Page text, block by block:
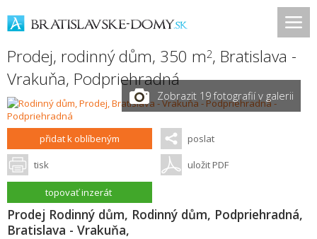
Prodej, rodinný dům, 350 m2, Bratislava -
Vrakuňa, Podpriehradná
Zobrazit 19 fotografií v galerii
přidat k oblíbeným poslat
tisk uložit PDF
topovať inzerát
Prodej Rodinný dům, Rodinný dům, Podpriehradná,
Bratislava - Vrakuňa,